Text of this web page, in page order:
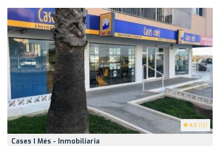
4.3 (16)
Cases I Més - Inmobiliaria